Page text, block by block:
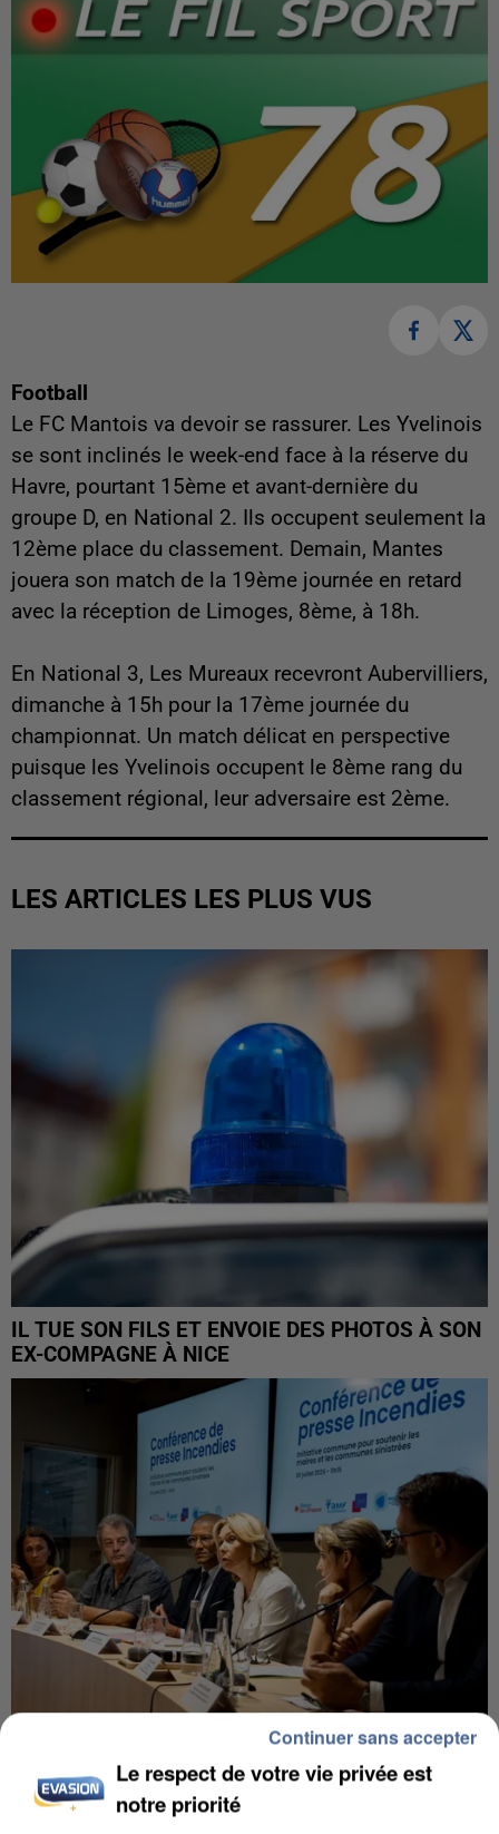
Football
Le FC Mantois va devoir se rassurer. Les Yvelinois
se sont inclinés le week-end face à la réserve du
Havre, pourtant 15ème et avant-dernière du
groupe D, en National 2. Ils occupent seulement la
12ème place du classement. Demain, Mantes
jouera son match de la 19ème journée en retard
avec la réception de Limoges, 8ème, à 18h.
En National 3, Les Mureaux recevront Aubervilliers,
dimanche à 15h pour la 17ème journée du
championnat. Un match délicat en perspective
puisque les Yvelinois occupent le 8ème rang du
classement régional, leur adversaire est 2ème.
LES ARTICLES LES PLUS VUS
IL TUE SON FILS ET ENVOIE DES PHOTOS À SON
EX-COMPAGNE À NICE
INCENDIES : L’ÎLE-DE-FRANCE LANCE UN ÉLAN
DE SOLIDARITÉ AVEC LES...
Le respect de votre vie privée est
notre priorité
Continuer sans accepter